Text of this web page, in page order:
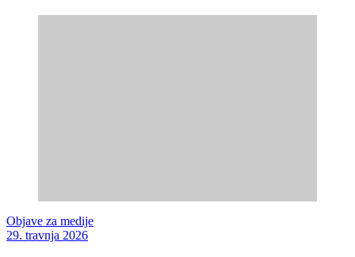
Objave za medije
29. travnja 2026